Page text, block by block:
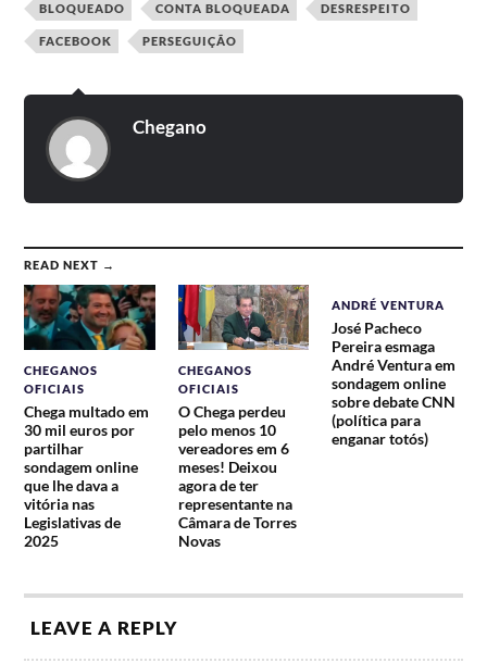
BLOQUEADO CONTA BLOQUEADA DESRESPEITO
FACEBOOK PERSEGUIÇÃO
Chegano
READ NEXT →
CHEGANOS
OFICIAIS
Chega multado em
30 mil euros por
partilhar
sondagem online
que lhe dava a
vitória nas
Legislativas de
2025
CHEGANOS
OFICIAIS
O Chega perdeu
pelo menos 10
vereadores em 6
meses! Deixou
agora de ter
representante na
Câmara de Torres
Novas
ANDRÉ VENTURA
José Pacheco
Pereira esmaga
André Ventura em
sondagem online
sobre debate CNN
(política para
enganar totós)
LEAVE A REPLY